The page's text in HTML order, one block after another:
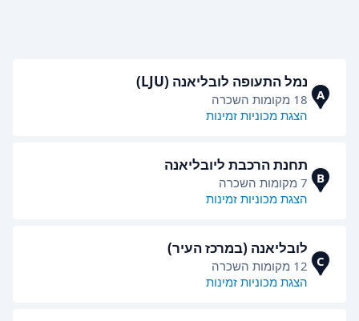
A
נמל התעופה לובליאנה (LJU)
18 מקומות השכרה
הצגת מכוניות זמינות
B
תחנת הרכבת ליובליאנה
7 מקומות השכרה
הצגת מכוניות זמינות
C
לובליאנה (במרכז העיר)
12 מקומות השכרה
הצגת מכוניות זמינות